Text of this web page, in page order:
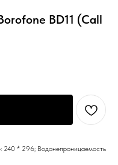
BD11 (Call
240 * 296; Водонепроницаемость